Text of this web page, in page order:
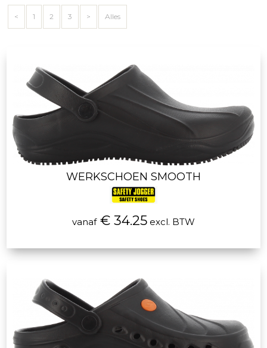
< 1 2 3 > Alles
WERKSCHOEN SMOOTH
vanaf€ 34.25 excl. BTW